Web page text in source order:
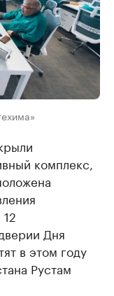
комплекс,
Дня
в этом году
Рустам